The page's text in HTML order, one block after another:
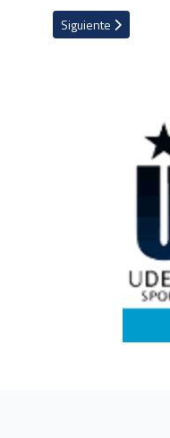
sufrió dura caída
Artículo siguiente:
Siguiente